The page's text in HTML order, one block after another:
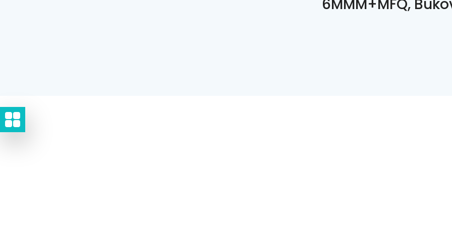
6MMM+MFQ,